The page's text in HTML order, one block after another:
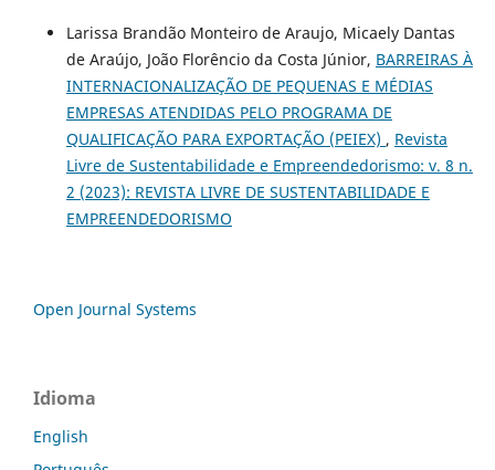
Larissa Brandão Monteiro de Araujo, Micaely Dantas
de Araújo, João Florêncio da Costa Júnior, BARREIRAS À
INTERNACIONALIZAÇÃO DE PEQUENAS E MÉDIAS
EMPRESAS ATENDIDAS PELO PROGRAMA DE
QUALIFICAÇÃO PARA EXPORTAÇÃO (PEIEX) , Revista
Livre de Sustentabilidade e Empreendedorismo: v. 8 n.
2 (2023): REVISTA LIVRE DE SUSTENTABILIDADE E
EMPREENDEDORISMO
Open Journal Systems
Idioma
English